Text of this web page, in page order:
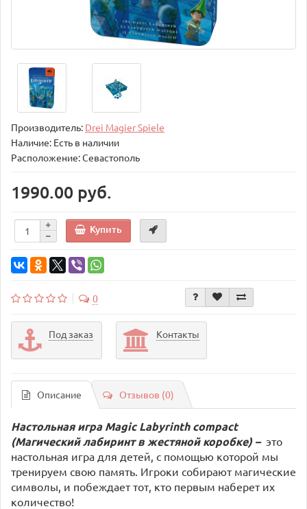
Производитель: Drei Magier Spiele
Наличие: Есть в наличии
Расположение: Севастополь
1990.00 руб.
Купить
0
Под заказ Контакты
Описание Отзывов (0)
Настольная игра Magic Labyrinth compact
(Магический лабиринт в жестяной коробке) – это
настольная игра для детей, с помощью которой мы
тренируем свою память. Игроки собирают магические
символы, и побеждает тот, кто первым наберет их
количество!